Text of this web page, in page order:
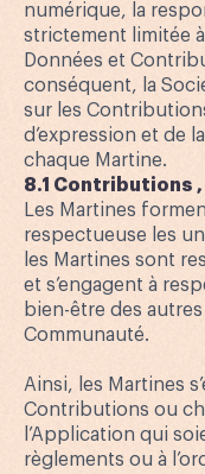
numérique, la
strictement limitée
Données et
conséquent, la
sur les
d’expression et de
chaque Martine.
8.1 Contributions
Les Martines
respectueuse les
les Martines sont
et s’engagent à
bien-être des
Communauté.
Ainsi, les Martines
Contributions ou
l’Application qui
règlements ou à